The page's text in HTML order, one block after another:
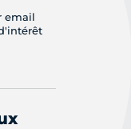
email